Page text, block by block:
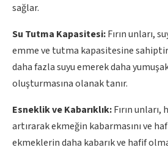
sağlar.
Su Tutma Kapasitesi:Fırın unları,
emme ve tutma kapasitesine
daha fazla suyu emerek daha
oluşturmasına olanak tanır.
Esneklik ve Kabarıklık:Fırın
artırarak ekmeğin kabarmasını ve
ekmeklerin daha kabarık ve hafif